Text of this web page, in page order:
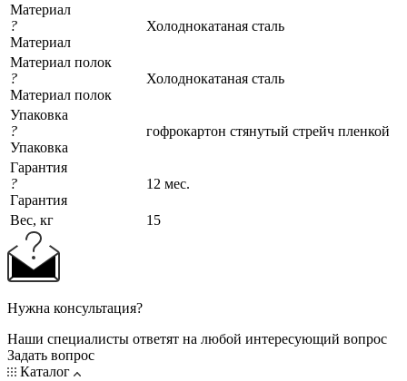
Материал
?
Материал
Холоднокатаная сталь
Материал полок
?
Материал полок
Холоднокатаная сталь
Упаковка
?
Упаковка
гофрокартон стянутый стрейч пленкой
Гарантия
?
Гарантия
12 мес.
Вес, кг 15
Нужна консультация?
Наши специалисты ответят на любой интересующий вопрос
Задать вопрос
Каталог